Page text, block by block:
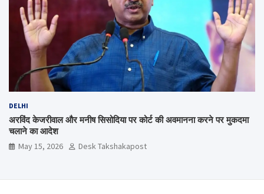
DELHI
अरविंद केजरीवाल और मनीष सिसोदिया पर कोर्ट की अवमानना करने पर मुकदमा
चलाने का आदेश
May 15, 2026 Desk Takshakapost